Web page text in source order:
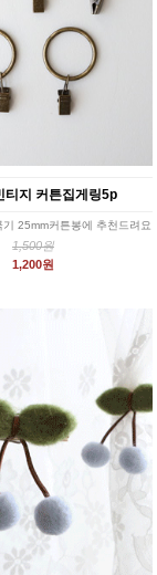
티지 커튼집게링5p
25mm커튼봉에 추천드려요
1,500원
1,200원